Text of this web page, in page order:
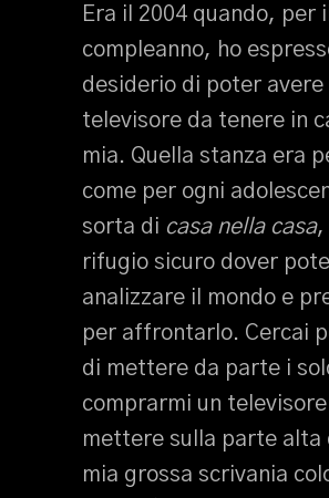
Era il 2004 quando, per
compleanno, ho
desiderio di poter avere
televisore da tenere in
mia. Quella stanza era
come per ogni
sorta di casa nella casa,
rifugio sicuro dover
analizzare il mondo e
per affrontarlo. Cercai
di mettere da parte i
comprarmi un
mettere sulla parte alta
mia grossa scrivania